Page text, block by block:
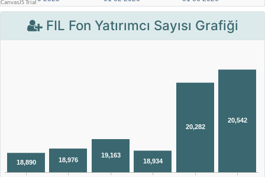
FIL Fon Yatırımcı Sayısı Grafiği